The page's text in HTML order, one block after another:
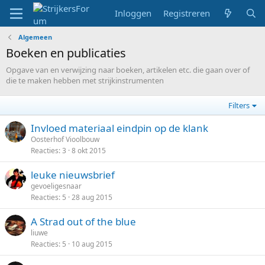
Inloggen Registreren
Algemeen
Boeken en publicaties
Opgave van en verwijzing naar boeken, artikelen etc. die gaan over of
die te maken hebben met strijkinstrumenten
Filters
Invloed materiaal eindpin op de klank
Oosterhof Vioolbouw
Reacties 3 8 okt 2015
leuke nieuwsbrief
gevoeligesnaar
Reacties 5 28 aug 2015
A Strad out of the blue
liuwe
Reacties 5 10 aug 2015